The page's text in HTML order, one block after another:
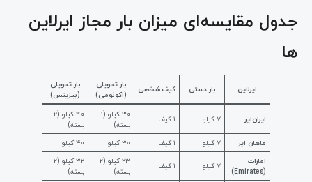
جدول مقایسه‌ای میزان بار مجاز ایرلاین
ها
ایرلاین بار دستی کیف شخصی
بار تحویلی
(اکونومی)
بار تحویلی
(بیزینس)
ایران‌ایر ۷ کیلو ۱ کیف
۳۰ کیلو (۱
بسته)
۴۰ کیلو (۲
بسته)
ماهان ایر
۷ کیلو ۱ کیف ۳۰ کیلو
۴۰ کیلو
امارات
(Emirates)
۷ کیلو ۱ کیف
۲۳ کیلو (۲
بسته)
۳۲ کیلو (۲
بسته)